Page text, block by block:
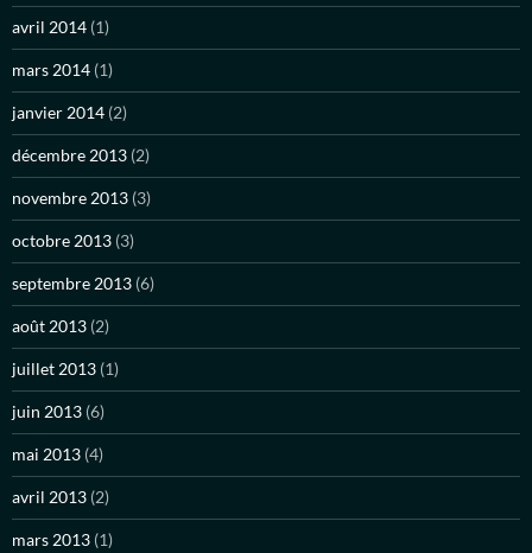
avril 2014 (1)
mars 2014 (1)
janvier 2014 (2)
décembre 2013 (2)
novembre 2013 (3)
octobre 2013 (3)
septembre 2013 (6)
août 2013 (2)
juillet 2013 (1)
juin 2013 (6)
mai 2013 (4)
avril 2013 (2)
mars 2013 (1)